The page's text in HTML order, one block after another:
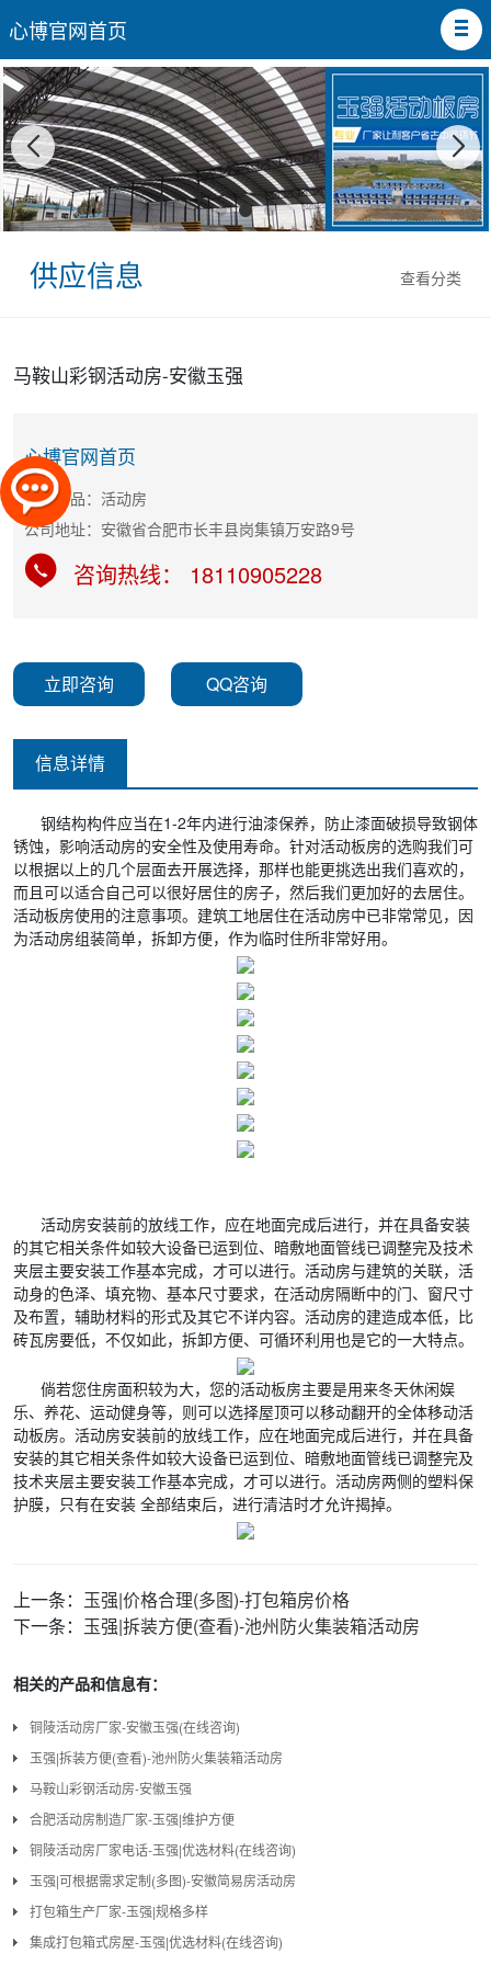
心博官网首页
查看分类
供应信息
马鞍山彩钢活动房-安徽玉强
心博官网首页
主营产品：活动房
公司地址：安徽省合肥市长丰县岗集镇万安路9号
咨询热线： 18110905228
立即咨询 QQ咨询
信息详情
钢结构构件应当在1-2年内进行油漆保养，防止漆面破损导致钢体
锈蚀，影响活动房的安全性及使用寿命。针对活动板房的选购我们可
以根据以上的几个层面去开展选择，那样也能更挑选出我们喜欢的，
而且可以适合自己可以很好居住的房子，然后我们更加好的去居住。
活动板房使用的注意事项。建筑工地居住在活动房中已非常常见，因
为活动房组装简单，拆卸方便，作为临时住所非常好用。
活动房安装前的放线工作，应在地面完成后进行，并在具备安装
的其它相关条件如较大设备已运到位、暗敷地面管线已调整完及技术
夹层主要安装工作基本完成，才可以进行。活动房与建筑的关联，活
动身的色泽、填充物、基本尺寸要求，在活动房隔断中的门、窗尺寸
及布置，辅助材料的形式及其它不详内容。活动房的建造成本低，比
砖瓦房要低，不仅如此，拆卸方便、可循环利用也是它的一大特点。
倘若您住房面积较为大，您的活动板房主要是用来冬天休闲娱
乐、养花、运动健身等，则可以选择屋顶可以移动翻开的全体移动活
动板房。活动房安装前的放线工作，应在地面完成后进行，并在具备
安装的其它相关条件如较大设备已运到位、暗敷地面管线已调整完及
技术夹层主要安装工作基本完成，才可以进行。活动房两侧的塑料保
护膜，只有在安装 全部结束后，进行清洁时才允许揭掉。
上一条： 玉强|价格合理(多图)-打包箱房价格
下一条： 玉强|拆装方便(查看)-池州防火集装箱活动房
相关的产品和信息有：
铜陵活动房厂家-安徽玉强(在线咨询)
玉强|拆装方便(查看)-池州防火集装箱活动房
马鞍山彩钢活动房-安徽玉强
合肥活动房制造厂家-玉强|维护方便
铜陵活动房厂家电话-玉强|优选材料(在线咨询)
玉强|可根据需求定制(多图)-安徽简易房活动房
打包箱生产厂家-玉强|规格多样
集成打包箱式房屋-玉强|优选材料(在线咨询)